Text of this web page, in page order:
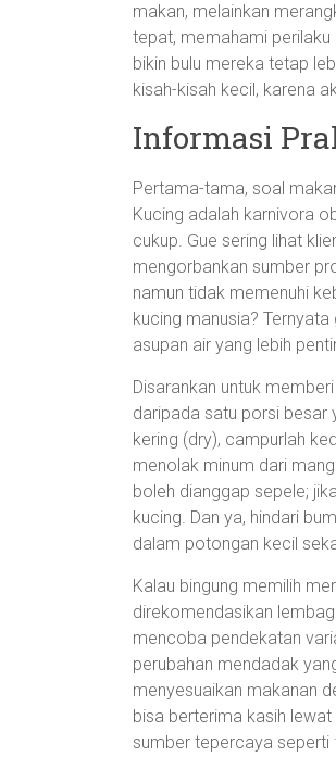
makan, melainkan
tepat, memahami
bikin bulu mereka tetap
kisah-kisah kecil, karena
Informasi
Pertama-tama, soal
Kucing adalah karnivora
cukup. Gue sering lihat
mengorbankan sumber
namun tidak memenuhi
kucing manusia?
asupan air yang lebih
Disarankan untuk
daripada satu porsi besar
kering (dry), campurlah
menolak minum dari
boleh dianggap sepele;
kucing. Dan ya, hindari
dalam potongan kecil
Kalau bingung memilih
direkomendasikan
mencoba pendekatan
perubahan mendadak
menyesuaikan makanan
bisa berterima kasih lewat
sumber tepercaya seperti